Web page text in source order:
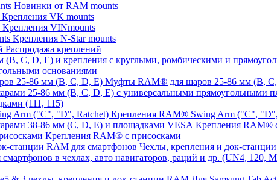
Новинки от RAM mounts
Крепления VK mounts
Крепления VINmounts
Крепления N-Star mounts
Распродажа креплений
основаниями
Муфты RAM® для шаров 25-86 мм (B,
(111, 115)
Крепления RAM® Swing Arm ("C",
Крепления RAM®
Крепления RAM® с присосками
Чехлы, крепления и док-